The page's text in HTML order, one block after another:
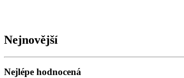
Nejnovější
Nejlépe hodnocená